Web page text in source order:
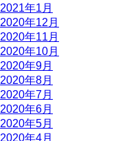
2021年1月
2020年12月
2020年11月
2020年10月
2020年9月
2020年8月
2020年7月
2020年6月
2020年5月
2020年4月